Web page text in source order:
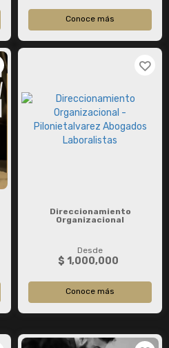
Conoce más
Direccionamiento
Organizacional
Desde
$ 1,000,000
Conoce más